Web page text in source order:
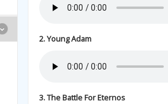
2. Young Adam
3. The Battle For Eternos